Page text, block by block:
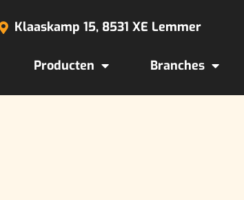
Klaaskamp 15, 8531 XE Lemmer
Producten Branches